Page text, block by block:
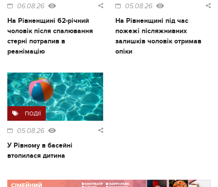
06.08.26
На Рівненщині 62-річний
чоловік після спалювання
стерні потрапив в
реанімацію
05.08.26
На Рівненщині під час
пожежі післяжнивних
залишків чоловік отримав
опіки
ПОДІЇ
05.08.26
У Рівному в басейні
втопилася дитина